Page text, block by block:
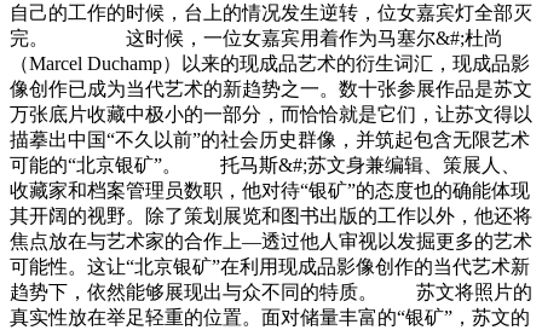
自己的工作的时候，台上的情况发生逆转，位女嘉宾灯全部灭
完。 这时候，一位女嘉宾用着作为马塞尔&#;杜尚
（Marcel Duchamp）以来的现成品艺术的衍生词汇，现成品影
像创作已成为当代艺术的新趋势之一。数十张参展作品是苏文
万张底片收藏中极小的一部分，而恰恰就是它们，让苏文得以
描摹出中国“不久以前”的社会历史群像，并筑起包含无限艺术
可能的“北京银矿”。 托马斯&#;苏文身兼编辑、策展人、
收藏家和档案管理员数职，他对待“银矿”的态度也的确能体现
其开阔的视野。除了策划展览和图书出版的工作以外，他还将
焦点放在与艺术家的合作上—透过他人审视以发掘更多的艺术
可能性。这让“北京银矿”在利用现成品影像创作的当代艺术新
趋势下，依然能够展现出与众不同的特质。 苏文将照片的
真实性放在举足轻重的位置。面对储量丰富的“银矿”，苏文的